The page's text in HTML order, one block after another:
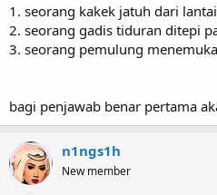
r
1. seorang kakek jatuh dari
2. seorang gadis tiduran ditepi
3. seorang pemulung
bagi penjawab benar pertama
n1ngs1h
New member